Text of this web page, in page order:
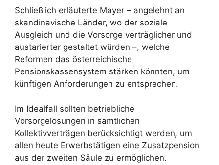
Schließlich erläuterte Mayer – angelehnt an
skandinavische Länder, wo der soziale
Ausgleich und die Vorsorge verträglicher und
austarierter gestaltet würden –, welche
Reformen das österreichische
Pensionskassensystem stärken könnten, um
künftigen Anforderungen zu entsprechen.
Im Idealfall sollten betriebliche
Vorsorgelösungen in sämtlichen
Kollektivverträgen berücksichtigt werden, um
allen heute Erwerbstätigen eine Zusatzpension
aus der zweiten Säule zu ermöglichen.